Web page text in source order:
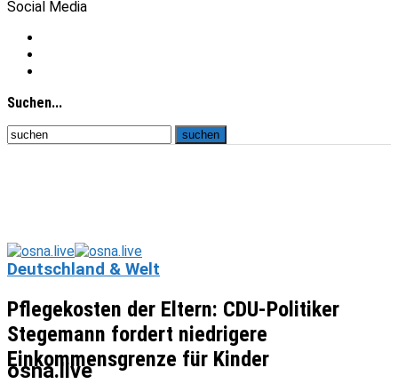
Social Media
Suchen...
osna.live
Deutschland & Welt
Pflegekosten der Eltern: CDU-Politiker
Stegemann fordert niedrigere
Einkommensgrenze für Kinder